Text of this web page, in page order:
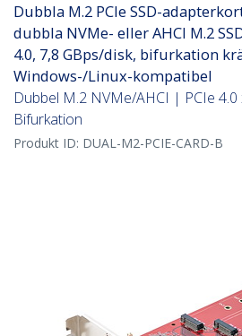
Dubbla M.2 PCIe SSD-
dubbla NVMe- eller AHCI M.2
4.0, 7,8 GBps/disk, bifurkation
Windows-/Linux-kompatibel
Dubbel M.2 NVMe/AHCI | PCIe
Bifurkation
Produkt ID: DUAL-M2-PCIE-CARD-B